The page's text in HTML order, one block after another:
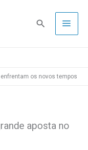
Pesquisa
os novos tempos
aposta no